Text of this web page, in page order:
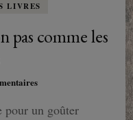
LIVRES
pas comme les
sur
un
pour un goûter